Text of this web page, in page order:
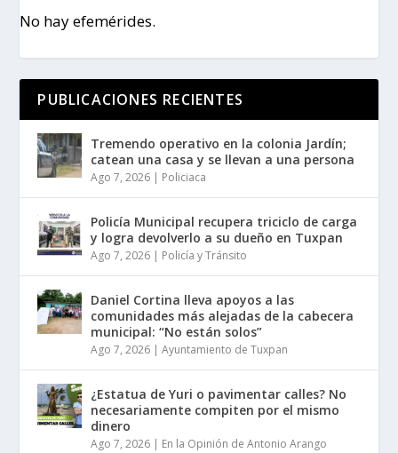
No hay efemérides.
PUBLICACIONES RECIENTES
Tremendo operativo en la colonia Jardín;
catean una casa y se llevan a una persona
Ago 7, 2026 | Policiaca
Policía Municipal recupera triciclo de carga
y logra devolverlo a su dueño en Tuxpan
Ago 7, 2026 | Policía y Tránsito
Daniel Cortina lleva apoyos a las
comunidades más alejadas de la cabecera
municipal: “No están solos”
Ago 7, 2026 |Ayuntamiento de Tuxpan
¿Estatua de Yuri o pavimentar calles? No
necesariamente compiten por el mismo
dinero
Ago 7, 2026 | En la Opinión de Antonio Arango